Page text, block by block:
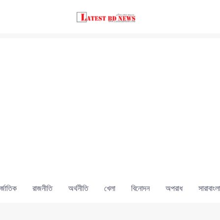
রাজনীতি অর্থনীতি খেলা বিনোদন অপরাধ সারাবাংলা